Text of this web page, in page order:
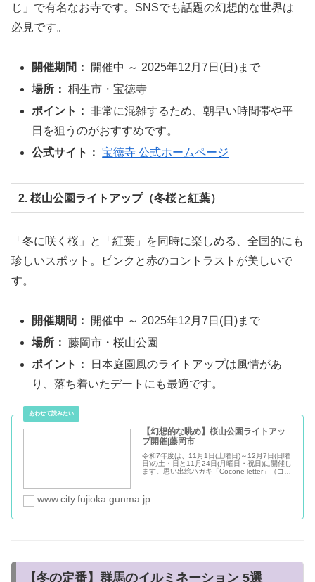
じ」で有名なお寺です。SNSでも話題の幻想的な世界は
必見です。
開催期間：
開催中 ～ 2025年12月7日(日)まで
場所： 桐生市・宝徳寺
ポイント： 非常に混雑するため、朝早い時間帯や平
日を狙うのがおすすめです。
公式サイト： 宝徳寺 公式ホームページ
2. 桜山公園ライトアップ（冬桜と紅葉）
「冬に咲く桜」と「紅葉」を同時に楽しめる、全国的にも
珍しいスポット。ピンクと赤のコントラストが美しいで
す。
開催期間：
開催中 ～ 2025年12月7日(日)まで
場所： 藤岡市・桜山公園
ポイント：
日本庭園風のライトアップは風情があ
り、落ち着いたデートにも最適です。
【幻想的な眺め】桜山公園ライトアッ
プ開催|藤岡市
令和7年度は、11月1日(土曜日)～12月7日(日曜
日)の土・日と11月24日(月曜日・祝日)に開催し
ます。思い出絵ハガキ「Cocone letter」（ココ
www.city.fujioka.gunma.jp
【冬の定番】群馬のイルミネーション 5選